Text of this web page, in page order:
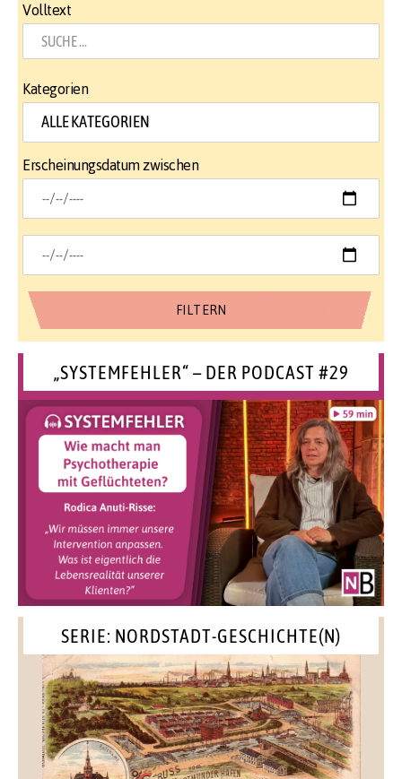
Volltext
Kategorien
Erscheinungsdatum zwischen
„SYSTEMFEHLER“ – DER PODCAST #29
SERIE: NORDSTADT-GESCHICHTE(N)